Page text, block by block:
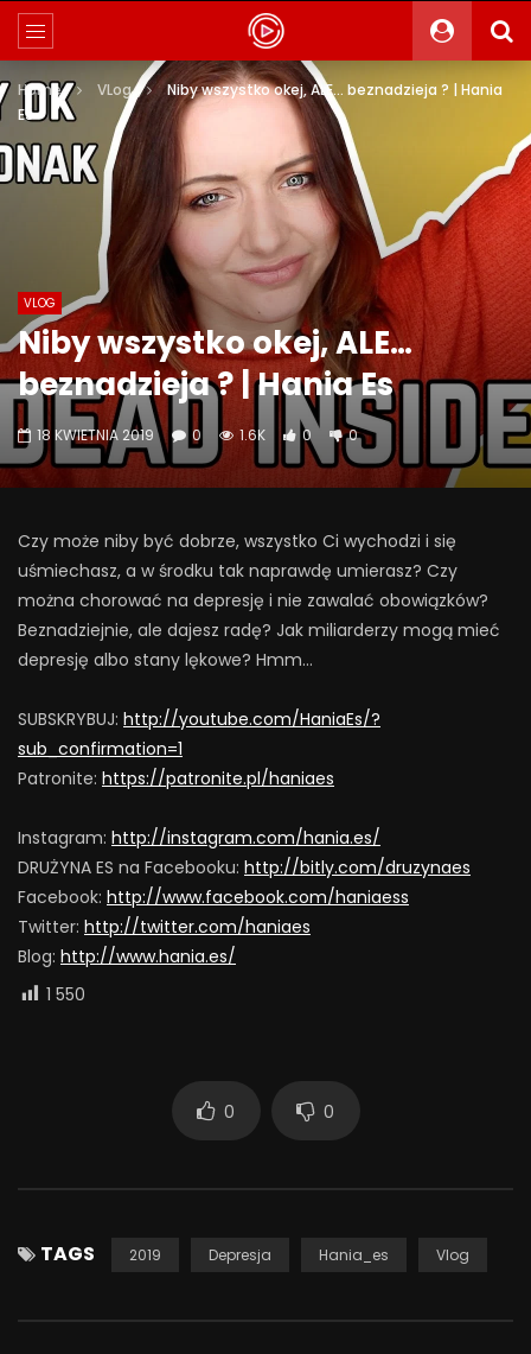
Home VLog
Niby wszystko okej, ALE… beznadzieja ? | Hania
Es
VLOG
Niby wszystko okej, ALE…
beznadzieja ? | Hania Es
18 KWIETNIA 2019 0 1.6K 0 0
Czy może niby być dobrze, wszystko Ci wychodzi i się
uśmiechasz, a w środku tak naprawdę umierasz? Czy
można chorować na depresję i nie zawalać obowiązków?
Beznadziejnie, ale dajesz radę? Jak miliarderzy mogą mieć
depresję albo stany lękowe? Hmm…
SUBSKRYBUJ: http://youtube.com/HaniaEs/?
sub_confirmation=1
Patronite: https://patronite.pl/haniaes
Instagram: http://instagram.com/hania.es/
DRUŻYNA ES na Facebooku: http://bitly.com/druzynaes
Facebook: http://www.facebook.com/haniaess
Twitter: http://twitter.com/haniaes
Blog: http://www.hania.es/
1 550
0 0
TAGS 2019 Depresja Hania_es Vlog